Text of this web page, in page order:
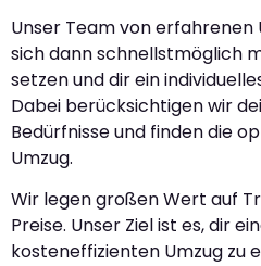
Unser Team von
sich dann schnellstmöglich
setzen und dir ein
Dabei berücksichtigen wir
Bedürfnisse und finden die
Umzug.
Wir legen großen Wert auf
Preise. Unser Ziel ist es, dir
kosteneffizienten Umzug zu